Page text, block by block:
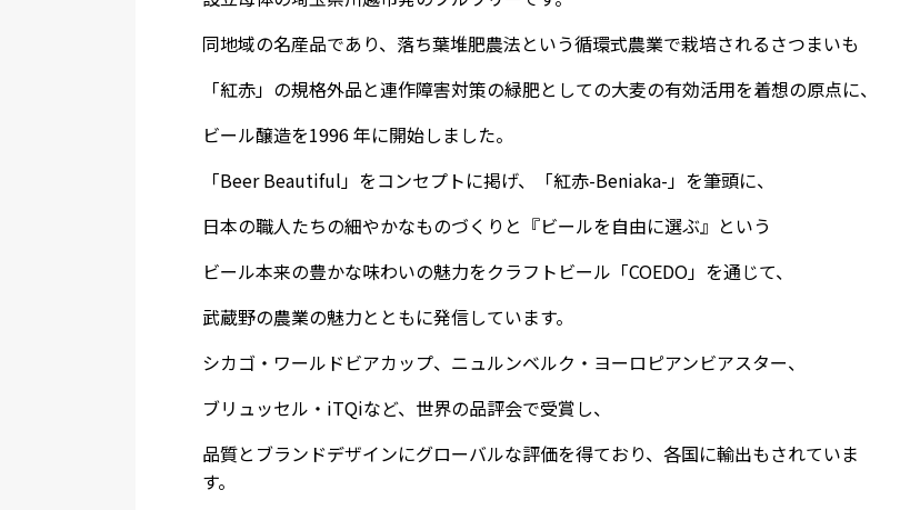
同地域の名産品であり、落ち葉堆肥農法という循環式農業で栽培されるさつまいも
「紅赤」の規格外品と連作障害対策の緑肥としての大麦の有効活用を着想の原点に、
ビール醸造を1996 年に開始しました。
「Beer Beautiful」をコンセプトに掲げ、「紅赤-Beniaka-」を筆頭に、
日本の職人たちの細やかなものづくりと『ビールを自由に選ぶ』という
ビール本来の豊かな味わいの魅力をクラフトビール「COEDO」を通じて、
武蔵野の農業の魅力とともに発信しています。
シカゴ・ワールドビアカップ、ニュルンベルク・ヨーロピアンビアスター、
ブリュッセル・iTQiなど、世界の品評会で受賞し、
品質とブランドデザインにグローバルな評価を得ており、各国に輸出もされていま
す。